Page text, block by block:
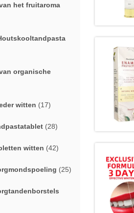
het fruitaroma
organische
witten (17)
(28)
witten (42)
(25)